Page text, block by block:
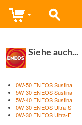
Siehe auch...
0W-50 ENEOS Sustina
5W-30 ENEOS Sustina
5W-40 ENEOS Sustina
0W-30 ENEOS Ultra-S
0W-30 ENEOS Ultra-F